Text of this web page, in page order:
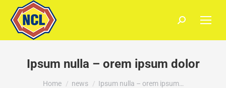
Ipsum nulla – orem ipsum dolor
You are here:
Home news Ipsum nulla – orem ipsum…